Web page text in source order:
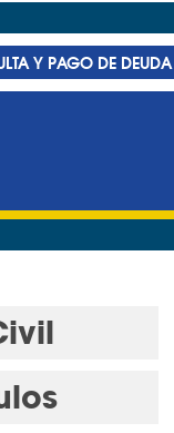
Y PAGO DE DEUDA